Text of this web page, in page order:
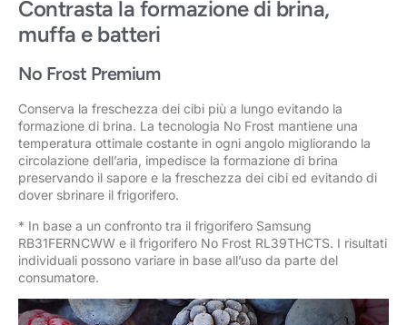
Contrasta la formazione di brina,
muffa e batteri
No Frost Premium
Conserva la freschezza dei cibi più a lungo evitando la
formazione di brina. La tecnologia No Frost mantiene una
temperatura ottimale costante in ogni angolo migliorando la
circolazione dell’aria, impedisce la formazione di brina
preservando il sapore e la freschezza dei cibi ed evitando di
dover sbrinare il frigorifero.
* In base a un confronto tra il frigorifero Samsung
RB31FERNCWW e il frigorifero No Frost RL39THCTS. I risultati
individuali possono variare in base all’uso da parte del
consumatore.